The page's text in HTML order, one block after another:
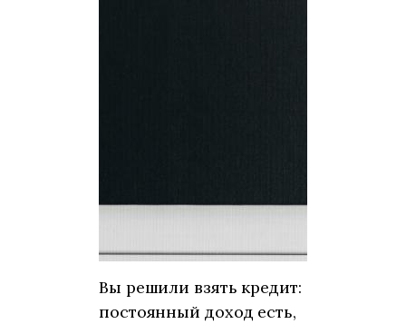
Вы решили взять кредит:
постоянный доход есть,